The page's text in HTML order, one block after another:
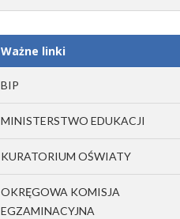
Ważne linki
BIP
MINISTERSTWO EDUKACJI
KURATORIUM OŚWIATY
OKRĘGOWA KOMISJA
EGZAMINACYJNA